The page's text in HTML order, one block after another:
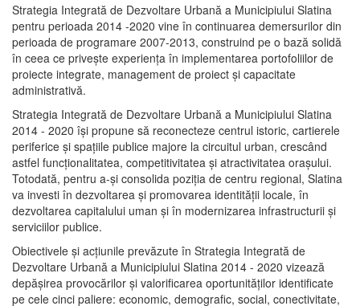
Strategia Integrată de Dezvoltare Urbană a Municipiului Slatina
pentru perioada 2014 -2020 vine în continuarea demersurilor din
perioada de programare 2007-2013, construind pe o bază solidă
în ceea ce priveşte experienţa în implementarea portofoliilor de
proiecte integrate, management de proiect și capacitate
administrativă.
Strategia Integrată de Dezvoltare Urbană a Municipiului Slatina
2014 - 2020 își propune să reconecteze centrul istoric, cartierele
periferice şi spaţiile publice majore la circuitul urban, crescând
astfel funcţionalitatea, competitivitatea şi atractivitatea oraşului.
Totodată, pentru a-şi consolida poziţia de centru regional, Slatina
va investi în dezvoltarea şi promovarea identităţii locale, în
dezvoltarea capitalului uman şi în modernizarea infrastructurii şi
serviciilor publice.
Obiectivele şi acţiunile prevăzute în Strategia Integrată de
Dezvoltare Urbană a Municipiului Slatina 2014 - 2020 vizează
depășirea provocărilor şi valorificarea oportunităţilor identificate
pe cele cinci paliere: economic, demografic, social, conectivitate,